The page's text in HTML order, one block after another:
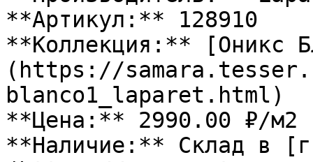
**Артикул:** 128910
**Коллекция:** [Оникс
(https://
blanco1_laparet.html)
**Цена:** 2990.00 ₽/м2
**Наличие:** Склад в